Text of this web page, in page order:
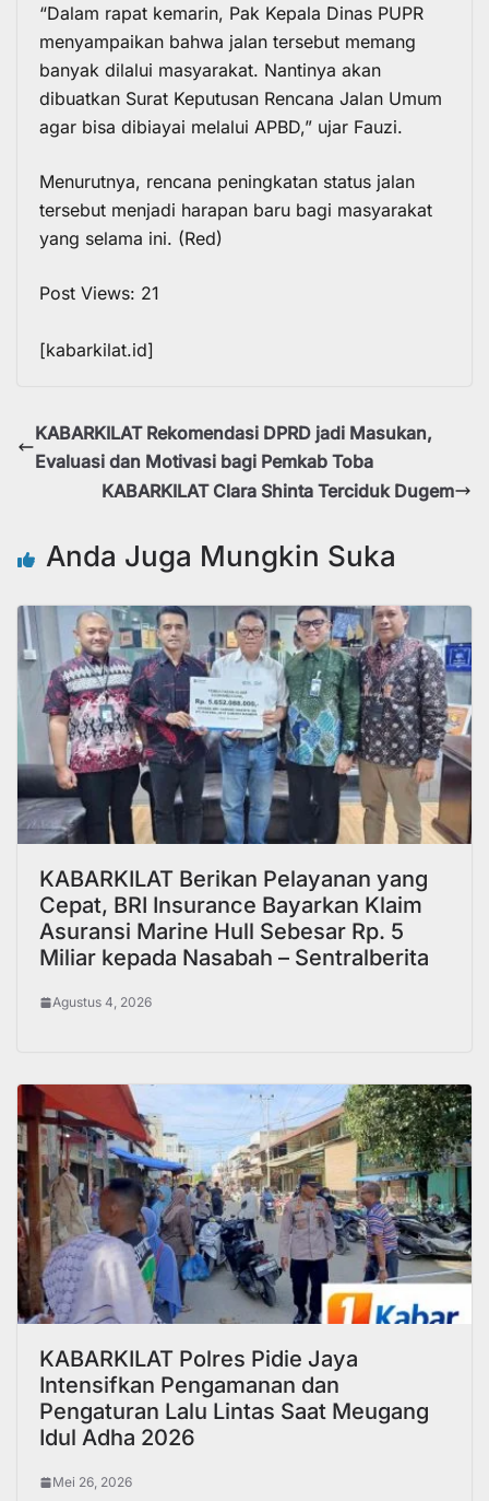
“Dalam rapat kemarin, Pak Kepala Dinas PUPR
menyampaikan bahwa jalan tersebut memang
banyak dilalui masyarakat. Nantinya akan
dibuatkan Surat Keputusan Rencana Jalan Umum
agar bisa dibiayai melalui APBD,” ujar Fauzi.
Menurutnya, rencana peningkatan status jalan
tersebut menjadi harapan baru bagi masyarakat
yang selama ini. (Red)
Post Views: 21
[kabarkilat.id]
KABARKILAT Rekomendasi DPRD jadi Masukan,
Evaluasi dan Motivasi bagi Pemkab Toba
KABARKILAT Clara Shinta Terciduk Dugem
Anda Juga Mungkin Suka
KABARKILAT Berikan Pelayanan yang
Cepat, BRI Insurance Bayarkan Klaim
Asuransi Marine Hull Sebesar Rp. 5
Miliar kepada Nasabah – Sentralberita
Agustus 4, 2026
KABARKILAT Polres Pidie Jaya
Intensifkan Pengamanan dan
Pengaturan Lalu Lintas Saat Meugang
Idul Adha 2026
Mei 26, 2026